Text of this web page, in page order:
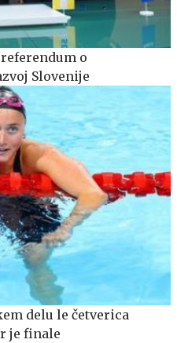
o
Slovenije
delu le četverica
je finale